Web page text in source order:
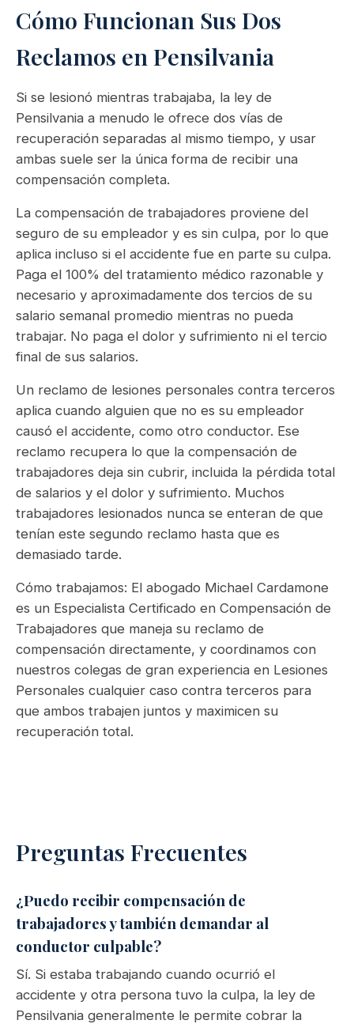
Cómo Funcionan Sus Dos
Reclamos en Pensilvania
Si se lesionó mientras trabajaba, la ley de
Pensilvania a menudo le ofrece dos vías de
recuperación separadas al mismo tiempo, y usar
ambas suele ser la única forma de recibir una
compensación completa.
La compensación de trabajadores proviene del
seguro de su empleador y es sin culpa, por lo que
aplica incluso si el accidente fue en parte su culpa.
Paga el 100% del tratamiento médico razonable y
necesario y aproximadamente dos tercios de su
salario semanal promedio mientras no pueda
trabajar. No paga el dolor y sufrimiento ni el tercio
final de sus salarios.
Un reclamo de lesiones personales contra terceros
aplica cuando alguien que no es su empleador
causó el accidente, como otro conductor. Ese
reclamo recupera lo que la compensación de
trabajadores deja sin cubrir, incluida la pérdida total
de salarios y el dolor y sufrimiento. Muchos
trabajadores lesionados nunca se enteran de que
tenían este segundo reclamo hasta que es
demasiado tarde.
Cómo trabajamos: El abogado Michael Cardamone
es un Especialista Certificado en Compensación de
Trabajadores que maneja su reclamo de
compensación directamente, y coordinamos con
nuestros colegas de gran experiencia en Lesiones
Personales cualquier caso contra terceros para
que ambos trabajen juntos y maximicen su
recuperación total.
Preguntas Frecuentes
¿Puedo recibir compensación de
trabajadores y también demandar al
conductor culpable?
Sí. Si estaba trabajando cuando ocurrió el
accidente y otra persona tuvo la culpa, la ley de
Pensilvania generalmente le permite cobrar la